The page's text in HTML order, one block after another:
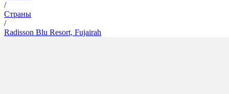
/
Страны
/
Radisson Blu Resort, Fujairah